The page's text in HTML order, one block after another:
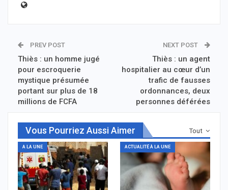
PREV POST
Thiès : un homme jugé
pour escroquerie
mystique présumée
portant sur plus de 18
millions de FCFA
NEXT POST
Thiès : un agent
hospitalier au cœur d’un
trafic de fausses
ordonnances, deux
personnes déférées
Tout
Vous Pourriez Aussi Aimer
A LA UNE ACTUALITÉ À LA UNE